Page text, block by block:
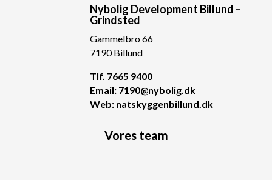
Nybolig Development Billund –
Grindsted
Gammelbro 66
7190 Billund
Tlf. 7665 9400
Email: 7190@nybolig.dk
Web: natskyggenbillund.dk
Vores team